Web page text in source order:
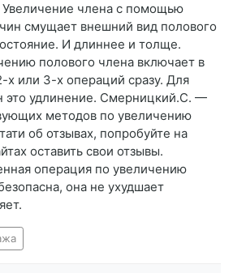
Увеличение члена с помощью
смущает внешний вид полового
И длиннее и толще.
полового члена включает в
х или 3-х операций сразу. Для
это удлинение. Смерницкий.С. —
методов по увеличению
об отзывах, попробуйте на
оставить свои отзывы.
операция по увеличению
она не ухудшает